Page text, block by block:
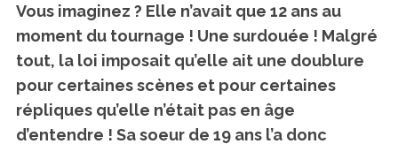
Vous imaginez ? Elle n’avait que 12 ans au
moment du tournage ! Une surdouée ! Malgré
tout, la loi imposait qu’elle ait une doublure
pour certaines scènes et pour certaines
répliques qu’elle n’était pas en âge
d’entendre ! Sa soeur de 19 ans l’a donc